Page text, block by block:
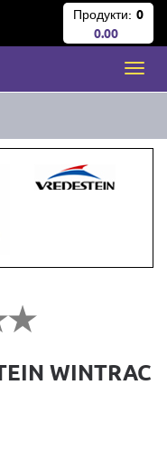
Продукти: 0
0.00
WINTRAC